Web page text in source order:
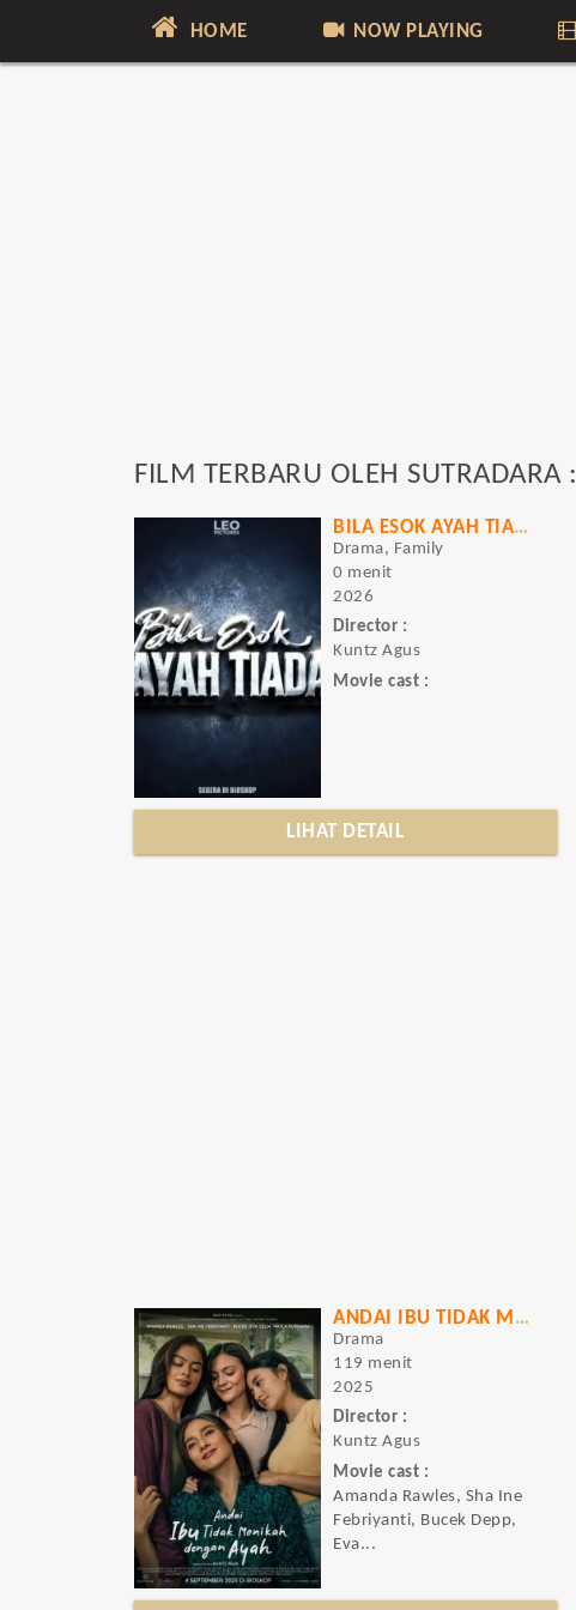
HOME NOW PLAYING
FILM TERBARU OLEH SUTRADARA :
BILA ESOK AYAH TIADA
Drama, Family
0 menit
2026
Director :
Kuntz Agus
Movie cast :
LIHAT DETAIL
ANDAI IBU TIDAK MENIKAH DENGAN AYAH
Drama
119 menit
2025
Director :
Kuntz Agus
Movie cast :
Amanda Rawles, Sha Ine
Febriyanti, Bucek Depp,
Eva...